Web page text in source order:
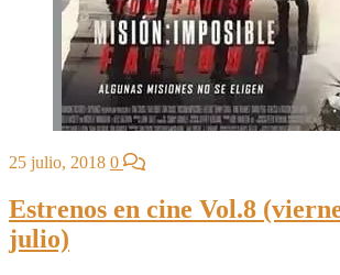
25 julio, 2018 0
Estrenos en cine Vol.8
julio)